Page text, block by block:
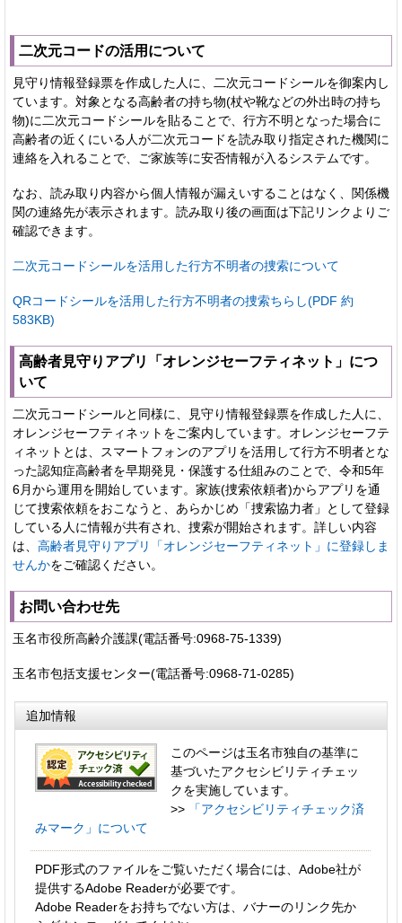
二次元コードの活用について
見守り情報登録票を作成した人に、二次元コードシールを御案内し
ています。対象となる高齢者の持ち物(杖や靴などの外出時の持ち
物)に二次元コードシールを貼ることで、行方不明となった場合に
高齢者の近くにいる人が二次元コードを読み取り指定された機関に
連絡を入れることで、ご家族等に安否情報が入るシステムです。
なお、読み取り内容から個人情報が漏えいすることはなく、関係機
関の連絡先が表示されます。読み取り後の画面は下記リンクよりご
確認できます。
二次元コードシールを活用した行方不明者の捜索について
QRコードシールを活用した行方不明者の捜索ちらし(PDF 約
583KB)
高齢者見守りアプリ「オレンジセーフティネット」につ
いて
二次元コードシールと同様に、見守り情報登録票を作成した人に、
オレンジセーフティネットをご案内しています。オレンジセーフテ
ィネットとは、スマートフォンのアプリを活用して行方不明者とな
った認知症高齢者を早期発見・保護する仕組みのことで、令和5年
6月から運用を開始しています。家族(捜索依頼者)からアプリを通
じて捜索依頼をおこなうと、あらかじめ「捜索協力者」として登録
している人に情報が共有され、捜索が開始されます。詳しい内容
は、 高齢者見守りアプリ「オレンジセーフティネット」に登録しま
せんかをご確認ください。
お問い合わせ先
玉名市役所高齢介護課(電話番号:0968-75-1339)
玉名市包括支援センター(電話番号:0968-71-0285)
追加情報
このページは玉名市独自の基準に
基づいたアクセシビリティチェッ
クを実施しています。
>>
「アクセシビリティチェック済
みマーク」について
PDF形式のファイルをご覧いただく場合には、Adobe社が
提供するAdobe Readerが必要です。
Adobe Readerをお持ちでない方は、バナーのリンク先か